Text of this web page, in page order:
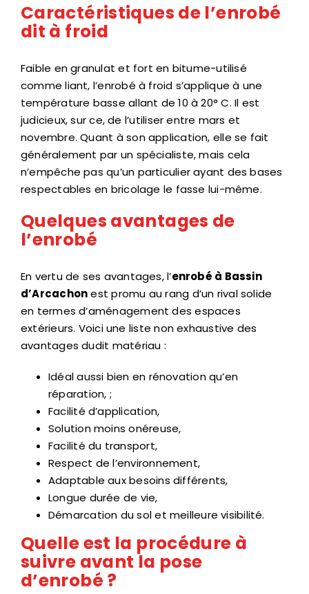
Caractéristiques de l’enrobé
dit à froid
Faible en granulat et fort en bitume-utilisé
comme liant, l’enrobé à froid s’applique à une
température basse allant de 10 à 20° C. Il est
judicieux, sur ce, de l’utiliser entre mars et
novembre. Quant à son application, elle se fait
généralement par un spécialiste, mais cela
n’empêche pas qu’un particulier ayant des bases
respectables en bricolage le fasse lui-même.
Quelques avantages de
l’enrobé
En vertu de ses avantages, l’enrobé à Bassin
d’Arcachonest promu au rang d’un rival solide
en termes d’aménagement des espaces
extérieurs. Voici une liste non exhaustive des
avantages dudit matériau :
Idéal aussi bien en rénovation qu’en
réparation, ;
Facilité d’application,
Solution moins onéreuse,
Facilité du transport,
Respect de l’environnement,
Adaptable aux besoins différents,
Longue durée de vie,
Démarcation du sol et meilleure visibilité.
Quelle est la procédure à
suivre avant la pose
d’enrobé ?